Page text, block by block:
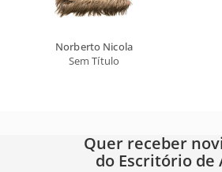
Norberto Nicola
Sem Título
Quer receber
do Escritório de